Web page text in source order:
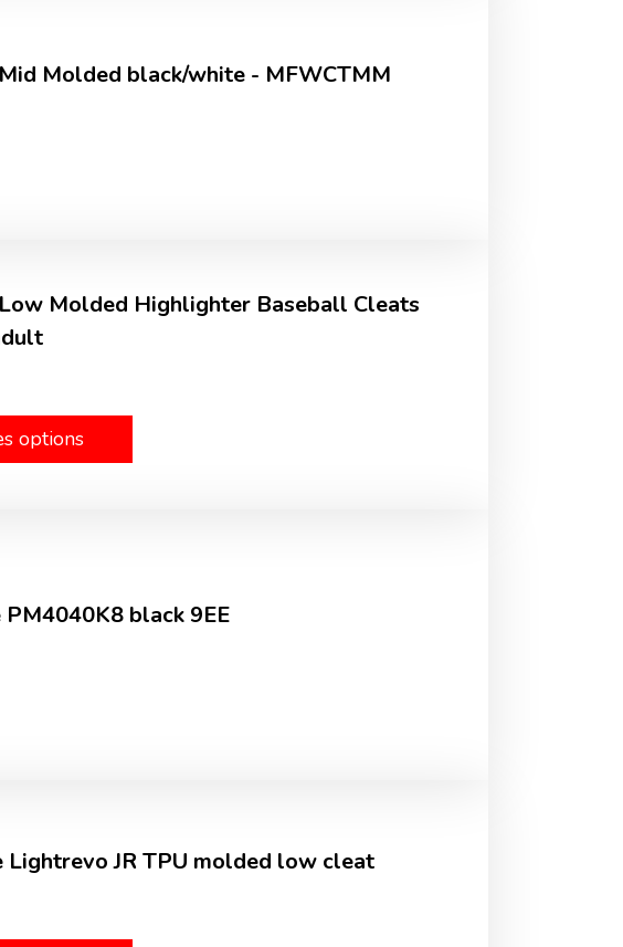
Molded black/white - MFWCTMM
Molded Highlighter Baseball Cleats
options
black 9EE
Lightrevo JR TPU molded low cleat